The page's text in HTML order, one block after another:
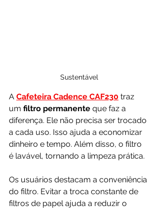
Sustentável
A Cafeteira Cadence CAF230 traz
um filtro permanente que faz a
diferença. Ele não precisa ser trocado
a cada uso. Isso ajuda a economizar
dinheiro e tempo. Além disso, o filtro
é lavável, tornando a limpeza prática.
Os usuários destacam a conveniência
do filtro. Evitar a troca constante de
filtros de papel ajuda a reduzir o